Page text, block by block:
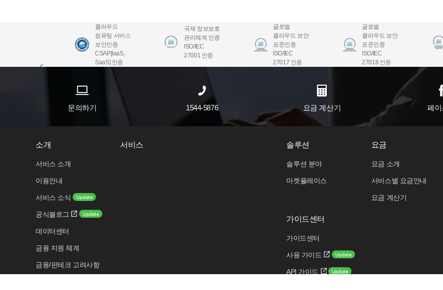
클라우드
컴퓨팅 서비스
보안인증
CSAP[IaaS,
SaaS] 인증
국제 정보보호
관리체계 인증
ISO/IEC
27001 인증
글로벌
클라우드 보안
표준인증
ISO/IEC
27017 인증
글로벌
클라우드 보안
표준인증
ISO/IEC
27018 인증
문의하기 1544-5876 요금 계산기 페
소개
서비스 소개
이용안내
서비스 소식 Update
공식블로그 Update
데이터센터
금융 지원 체계
금융/핀테크 고려사항
서비스 솔루션
솔루션 분야
마켓플레이스
요금
요금 소개
서비스별 요금안내
요금 계산기
가이드센터
가이드센터
사용 가이드 Update
API 가이드 Update